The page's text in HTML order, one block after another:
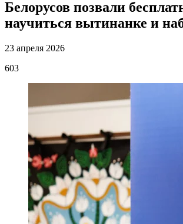
Белорусов позвали
научиться вытинанке и
23 апреля 2026
603